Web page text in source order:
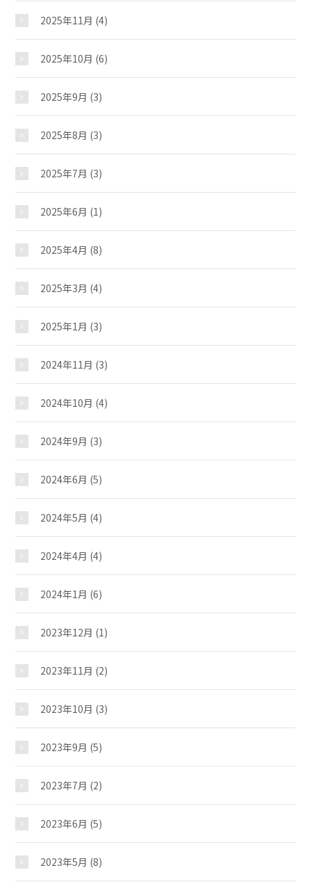
馬場児童館
おしらせ
2025年11月 (4)
2025年10月 (6)
2025年9月 (3)
2025年8月 (3)
2025年7月 (3)
2025年6月 (1)
2025年4月 (8)
2025年3月 (4)
2025年1月 (3)
2024年11月 (3)
2024年10月 (4)
2024年9月 (3)
2024年6月 (5)
2024年5月 (4)
2024年4月 (4)
2024年1月 (6)
2023年12月 (1)
2023年11月 (2)
2023年10月 (3)
2023年9月 (5)
2023年7月 (2)
2023年6月 (5)
2023年5月 (8)